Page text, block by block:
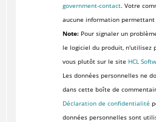
government-contact. Votre
aucune information
Note:Pour signaler un
le logiciel du produit, n'utilisez
vous plutôt sur le site HCL
Les données personnelles ne
dans cette boîte de
Déclaration de confidentialité
données personnelles sont